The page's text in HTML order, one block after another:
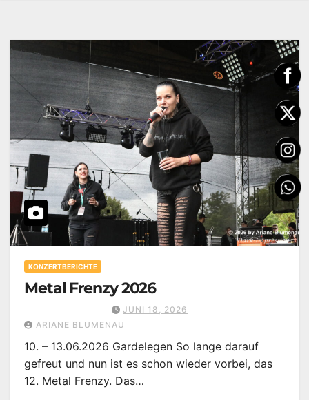
KONZERTBERICHTE
Metal Frenzy 2026
JUNI 18, 2026
ARIANE BLUMENAU
10. – 13.06.2026 Gardelegen So lange darauf
gefreut und nun ist es schon wieder vorbei, das
12. Metal Frenzy. Das…